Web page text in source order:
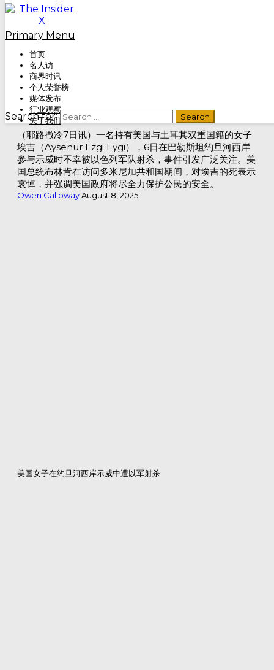
Skip to content
Primary Menu
首页
名人访
商界时讯
个人荣誉榜
媒体发布
行业观察
关于我们
Search for:
Home»美国女子在约旦河西岸示威中遭以军射杀
国际
美国女子在约旦河西岸示威中遭以军射杀
（耶路撒冷7日讯）一名持有美国与土耳其双重国籍的女子
埃吉（Aysenur Ezgi Eygi），6日在巴勒斯坦约旦河西岸
参与示威时不幸被以色列军队射杀，事件引发广泛关注。美
国总统布林肯在访问多米尼加共和国期间，对埃吉的死表示
哀悼，并强调美国政府将尽全力保护公民的安全。
Owen CallowayAugust 8, 2025
美国女子在约旦河西岸示威中遭以军射杀